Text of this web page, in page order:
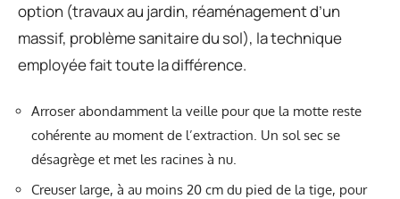
option (travaux au jardin, réaménagement d’un
massif, problème sanitaire du sol), la technique
employée fait toute la différence.
Arroser abondamment la veille pour que la motte reste
cohérente au moment de l’extraction. Un sol sec se
désagrège et met les racines à nu.
Creuser large, à au moins 20 cm du pied de la tige, pour